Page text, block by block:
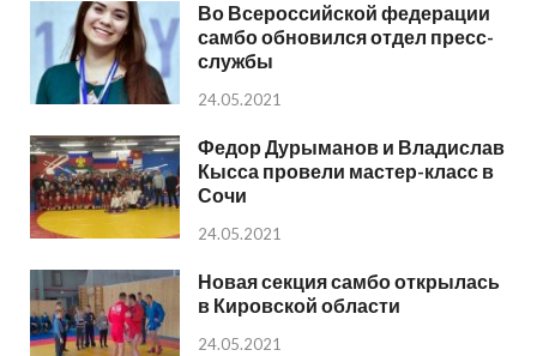
Во Всероссийской федерации
самбо обновился отдел пресс-
службы
24.05.2021
Федор Дурыманов и Владислав
Кысса провели мастер-класс в
Сочи
24.05.2021
Новая секция самбо открылась
в Кировской области
24.05.2021